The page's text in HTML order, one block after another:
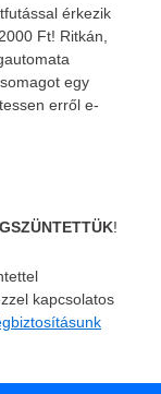
érkezik
Ft! Ritkán,
egy
erről e-
!
kapcsolatos